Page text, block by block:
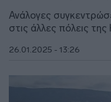
Ανάλογες
στις άλλες πόλεις
26.01.2025 - 13:26